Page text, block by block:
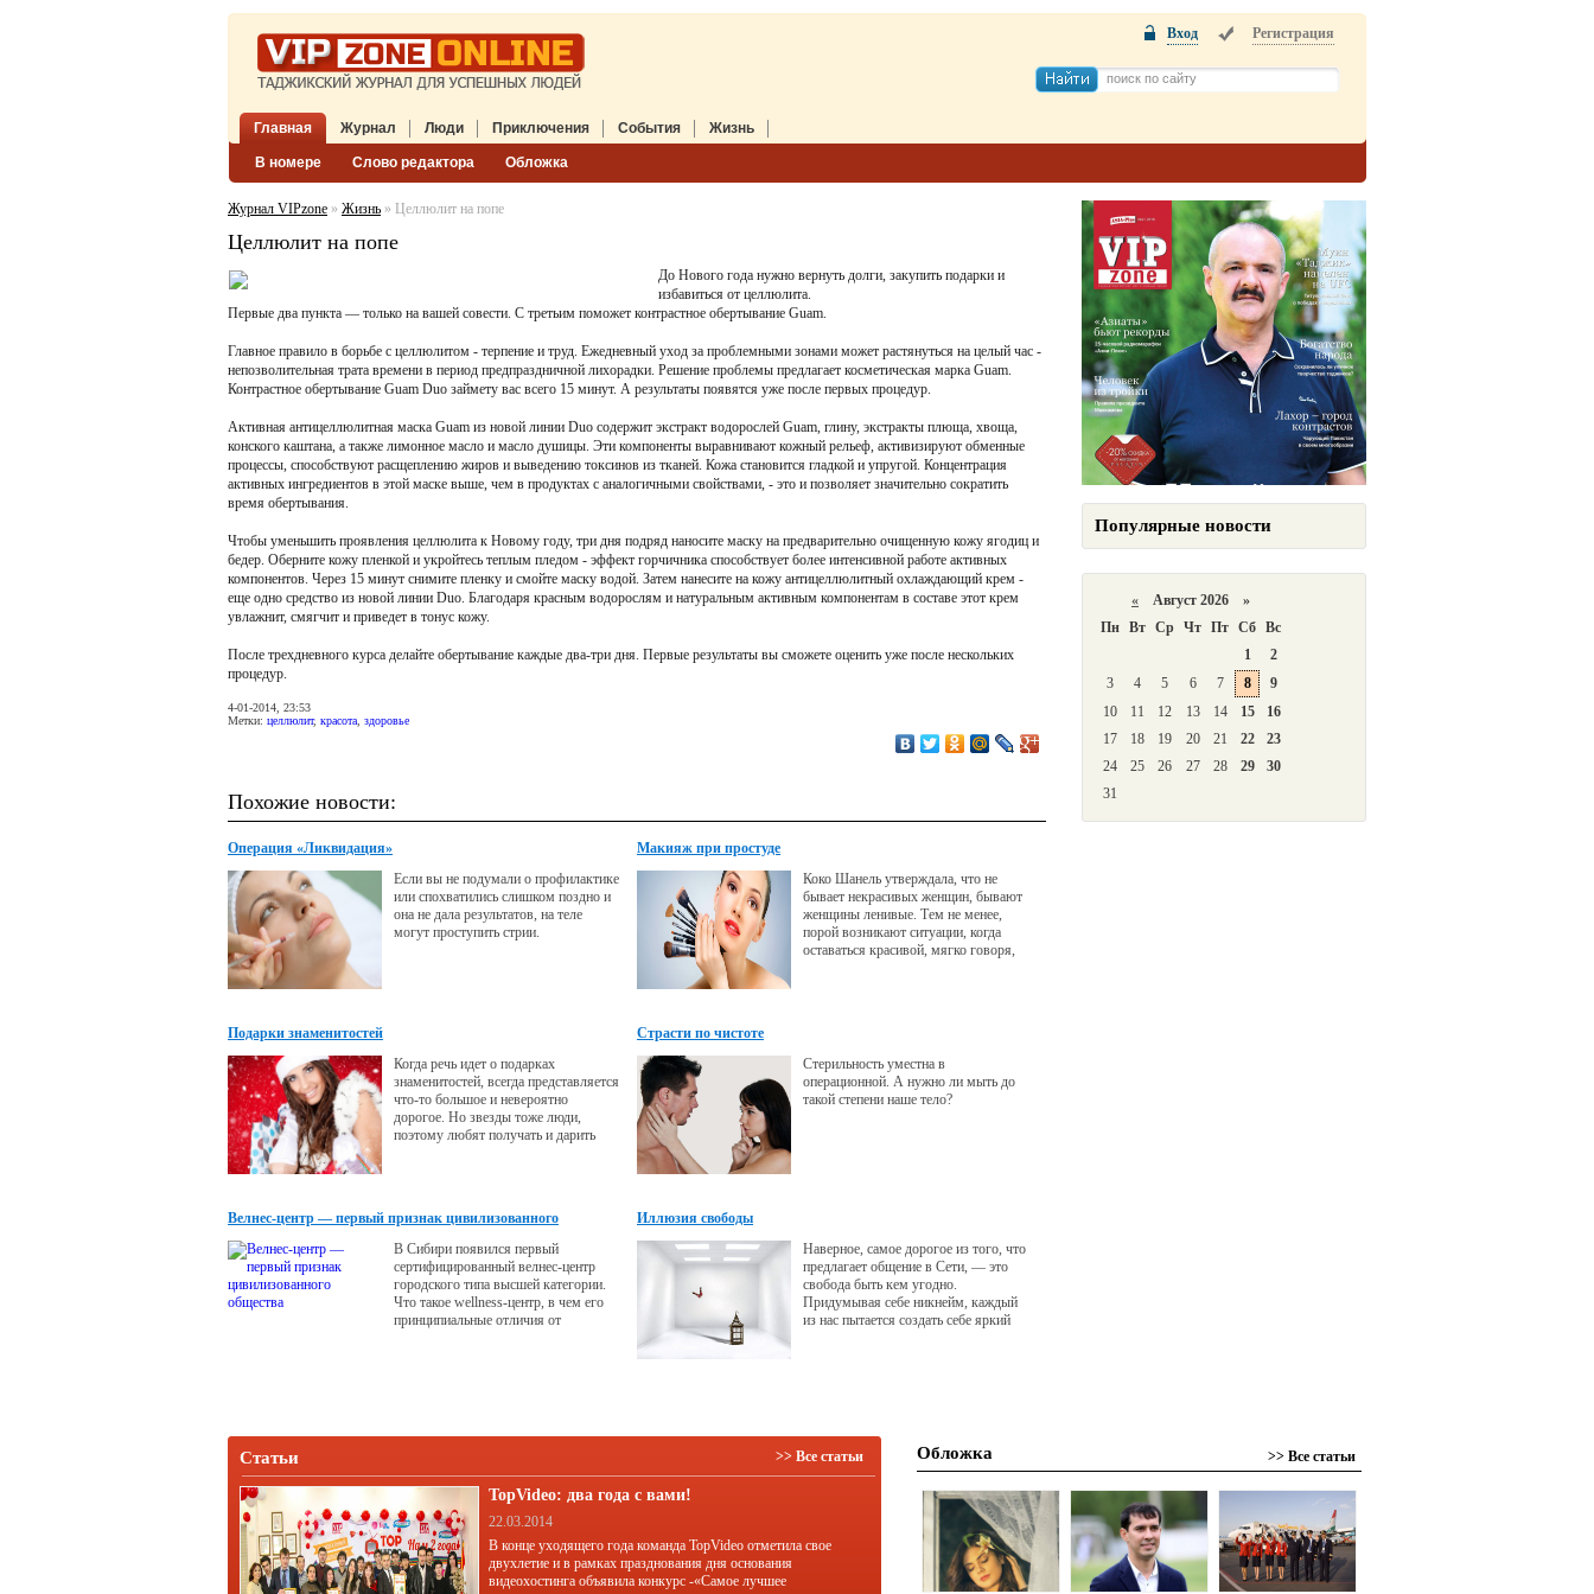
Главная Журнал
В номере Слово редактора Обложка
Люди Приключения События Жизнь
Вход Регистрация
Журнал VIPzone » Жизнь » Целлюлит на попе
Целлюлит на попе
До Нового года нужно вернуть долги, закупить подарки и
избавиться от целлюлита.
Первые два пункта — только на вашей совести. С третьим поможет контрастное обертывание Guam.
Главное правило в борьбе с целлюлитом - терпение и труд. Ежедневный уход за проблемными зонами может растянуться на целый час -
непозволительная трата времени в период предпраздничной лихорадки. Решение проблемы предлагает косметическая марка Guam.
Контрастное обертывание Guam Duo займету вас всего 15 минут. А результаты появятся уже после первых процедур.
Активная антицеллюлитная маска Guam из новой линии Duo содержит экстракт водорослей Guam, глину, экстракты плюща, хвоща,
конского каштана, а также лимонное масло и масло душицы. Эти компоненты выравнивают кожный рельеф, активизируют обменные
процессы, способствуют расщеплению жиров и выведению токсинов из тканей. Кожа становится гладкой и упругой. Концентрация
активных ингредиентов в этой маске выше, чем в продуктах с аналогичными свойствами, - это и позволяет значительно сократить
время обертывания.
Чтобы уменьшить проявления целлюлита к Новому году, три дня подряд наносите маску на предварительно очищенную кожу ягодиц и
бедер. Оберните кожу пленкой и укройтесь теплым пледом - эффект горчичника способствует более интенсивной работе активных
компонентов. Через 15 минут снимите пленку и смойте маску водой. Затем нанесите на кожу антицеллюлитный охлаждающий крем -
еще одно средство из новой линии Duo. Благодаря красным водорослям и натуральным активным компонентам в составе этот крем
увлажнит, смягчит и приведет в тонус кожу.
После трехдневного курса делайте обертывание каждые два-три дня. Первые результаты вы сможете оценить уже после нескольких
процедур.
4-01-2014, 23:53
Метки: целлюлит, красота здоровье
Похожие новости:
Операция «Ликвидация»
Если вы не подумали о профилактике
или спохватились слишком поздно и
она не дала результатов, на теле
могут проступить стрии.
Макияж при простуде
Коко Шанель утверждала, что не
бывает некрасивых женщин, бывают
женщины ленивые. Тем не менее,
порой возникают ситуации, когда
оставаться красивой, мягко говоря,
Подарки знаменитостей
Когда речь идет о подарках
знаменитостей, всегда представляется
что-то большое и невероятно
дорогое. Но звезды тоже люди,
поэтому любят получать и дарить
Страсти по чистоте
Стерильность уместна в
операционной. А нужно ли мыть до
такой степени наше тело?
Велнес-центр — первый признак цивилизованного
В Сибири появился первый
сертифицированный велнес-центр
городского типа высшей категории.
Что такое wellness-центр, в чем его
принципиальные отличия от
Иллюзия свободы
Наверное, самое дорогое из того, что
предлагает общение в Сети, — это
свобода быть кем угодно.
Придумывая себе никнейм, каждый
из нас пытается создать себе яркий
Популярные новости
« Август 2026 »
Пн Вт Ср Чт Пт Сб Вс
1
2
3
4 5 6 7 8
9
10
11 12 13 14 15
16
17
18 19 20 21 22
23
24
25 26 27 28 29
30
31
Статьи >> Все статьи
TopVideo: два года с вами!
22.03.2014
В конце уходящего года команда TopVideo отметила свое
двухлетие и в рамках празднования дня основания
видеохостинга объявила конкурс -«Самое лучшее
Обложка >> Все статьи